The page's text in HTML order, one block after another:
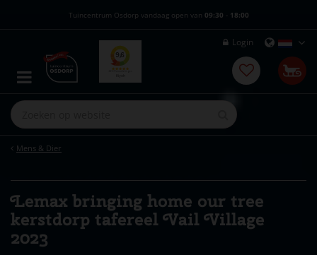
Mens & Dier
Tuincentrum Osdorp vandaag open van 09:30 - 18:00
Login
Lemax bringing home our tree
kerstdorp tafereel Vail Village
2023